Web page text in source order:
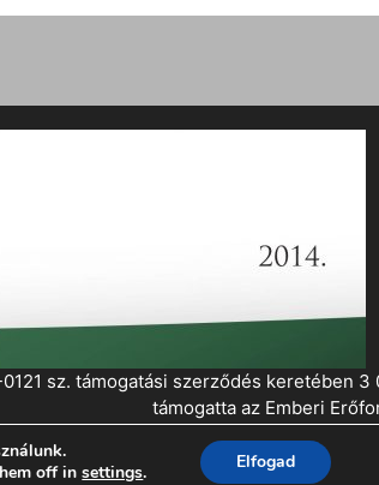
sz. támogatási szerződés keretében
támogatta az Emberi
off insettings. Elfogad